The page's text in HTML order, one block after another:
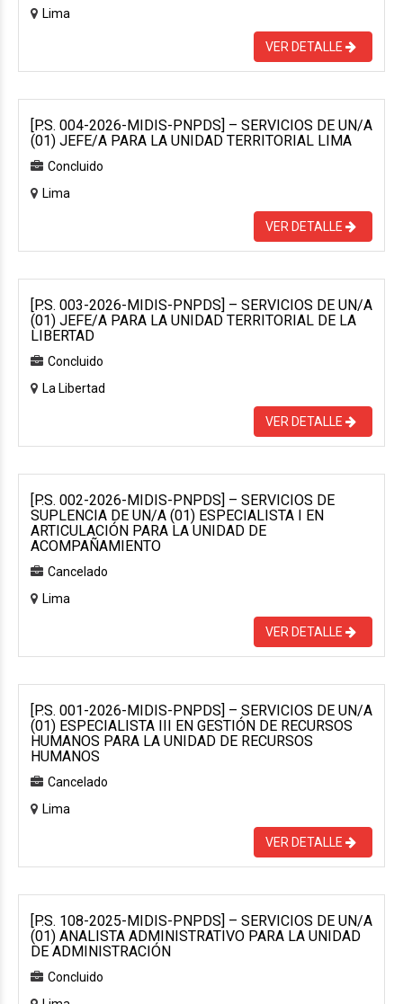
Lima
VER DETALLE
[P.S. 004-2026-MIDIS-PNPDS] – SERVICIOS DE UN/A
(01) JEFE/A PARA LA UNIDAD TERRITORIAL LIMA
Concluido
Lima
VER DETALLE
[P.S. 003-2026-MIDIS-PNPDS] – SERVICIOS DE UN/A
(01) JEFE/A PARA LA UNIDAD TERRITORIAL DE LA
LIBERTAD
Concluido
La Libertad
VER DETALLE
[P.S. 002-2026-MIDIS-PNPDS] – SERVICIOS DE
SUPLENCIA DE UN/A (01) ESPECIALISTA I EN
ARTICULACIÓN PARA LA UNIDAD DE
ACOMPAÑAMIENTO
Cancelado
Lima
VER DETALLE
[P.S. 001-2026-MIDIS-PNPDS] – SERVICIOS DE UN/A
(01) ESPECIALISTA III EN GESTIÓN DE RECURSOS
HUMANOS PARA LA UNIDAD DE RECURSOS
HUMANOS
Cancelado
Lima
VER DETALLE
[P.S. 108-2025-MIDIS-PNPDS] – SERVICIOS DE UN/A
(01) ANALISTA ADMINISTRATIVO PARA LA UNIDAD
DE ADMINISTRACIÓN
Concluido